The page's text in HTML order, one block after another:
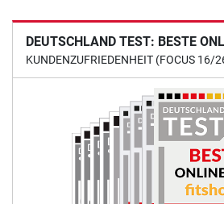
DEUTSCHLAND TEST: BESTE
KUNDENZUFRIEDENHEIT (FOCUS 16/